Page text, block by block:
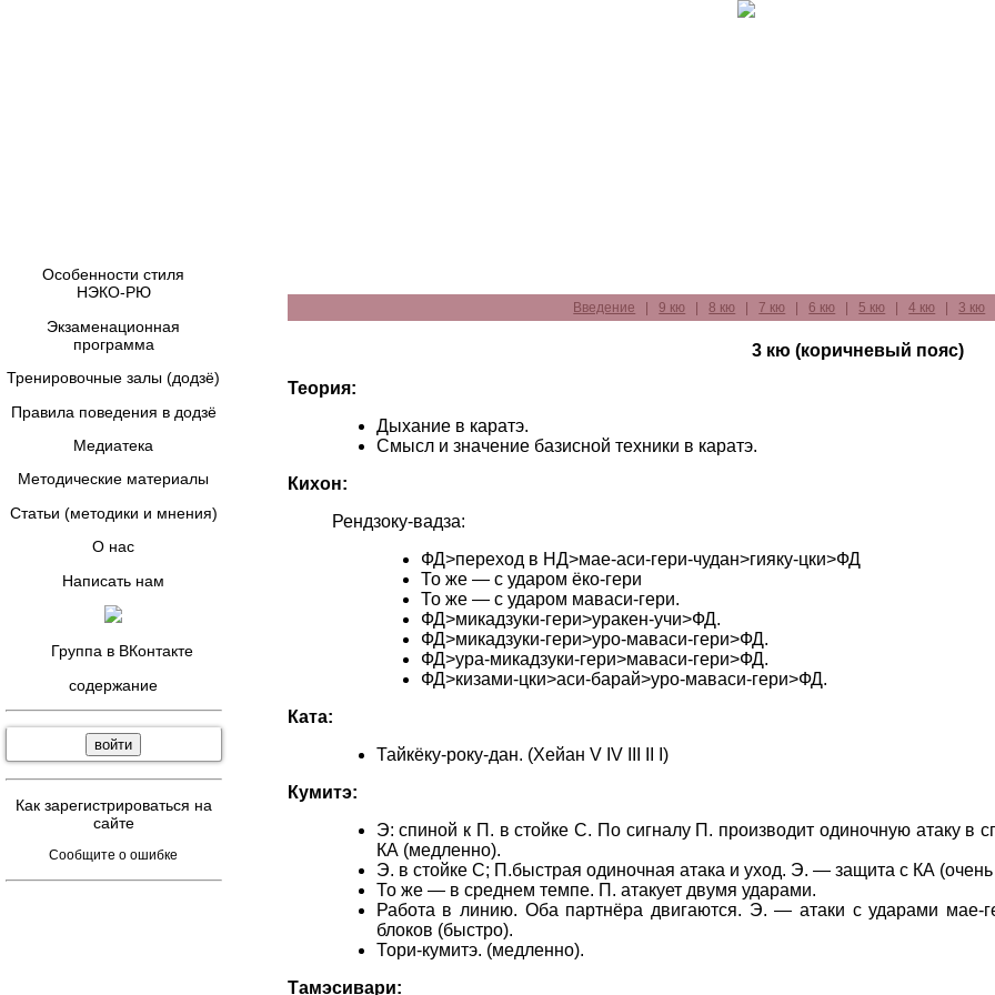
Введение 9 кю |8 кю 7 кю 6 кю 5 кю |4 кю 3 кю
3 кю (коричневый пояс)
Теория:
Дыхание в каратэ.
Смысл и значение базисной техники в каратэ.
Кихон:
Рендзоку-вадза:
ФД>переход в НД>мае-аси-гери-чудан>гияку-цки>ФД
То же — с ударом ёко-гери
То же — с ударом маваси-гери.
ФД>микадзуки-гери>уракен-учи>ФД.
ФД>микадзуки-гери>уро-маваси-гери>ФД.
ФД>ура-микадзуки-гери>маваси-гери>ФД.
ФД>кизами-цки>аси-барай>уро-маваси-гери>ФД.
Ката:
Тайкёку-року-дан. (Хейан V IV III II I)
Кумитэ:
Э: спиной к П. в стойке С. По сигналу П. производит одиночную атаку в
КА (медленно).
Э. в стойке С; П.быстрая одиночная атака и уход. Э. — защита с КА
То же — в среднем темпе. П. атакует двумя ударами.
Работа в линию. Оба партнёра двигаются. Э. — атаки с ударами мае-
блоков (быстро).
Тори-кумитэ. (медленно).
Тамэсивари:
Особенности стиля
НЭКО-РЮ
Экзаменационная
программа
Тренировочные залы (додзё)
Правила поведения в додзё
Медиатека
Методические материалы
Статьи (методики и мнения)
О нас
Написать нам
Группа в ВКонтакте
содержание
Как зарегистрироваться на
сайте
Сообщите о ошибке